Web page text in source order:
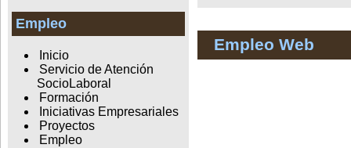
Empleo
Inicio
Servicio de Atención
SocioLaboral
Formación
Iniciativas Empresariales
Proyectos
Empleo
Empleo Web